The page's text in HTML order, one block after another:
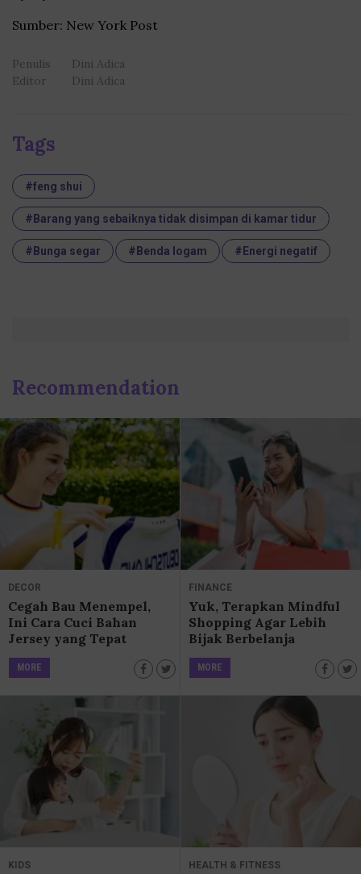
Sumber: New York Post
Penulis
Dini Adica
Editor
Dini Adica
Tags
#feng shui
#Barang yang sebaiknya tidak disimpan di kamar tidur
#Bunga segar #Benda logam #Energi negatif
Recommendation
DECOR
Cegah Bau Menempel,
Ini Cara Cuci Bahan
Jersey yang Tepat
MORE
FINANCE
Yuk, Terapkan Mindful
Shopping Agar Lebih
Bijak Berbelanja
MORE
KIDS HEALTH & FITNESS